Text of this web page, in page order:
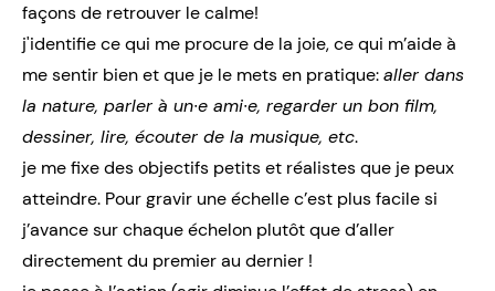
façons de retrouver le calme!
j'identifie ce qui me procure de la joie, ce qui m’aide à
me sentir bien et que je le mets en pratique:aller dans
la nature, parler à un∙e ami∙e, regarder un bon film,
dessiner, lire, écouter de la musique, etc.
je me fixe des objectifs petits et réalistes que je peux
atteindre. Pour gravir une échelle c’est plus facile si
j’avance sur chaque échelon plutôt que d’aller
directement du premier au dernier !